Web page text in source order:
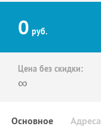
0 руб.
Цена без скидки:
∞
Основное Адреса